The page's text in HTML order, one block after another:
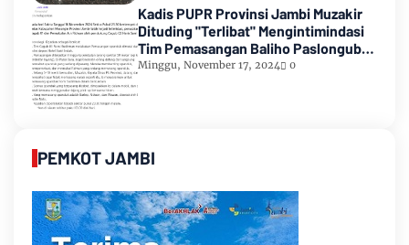
Kadis PUPR Provinsi Jambi Muzakir
Dituding "Terlibat" Mengintimindasi
Tim Pemasangan Baliho Paslongub
Romi-Sudirman
Minggu, November 17, 2024 0
PEMKOT JAMBI